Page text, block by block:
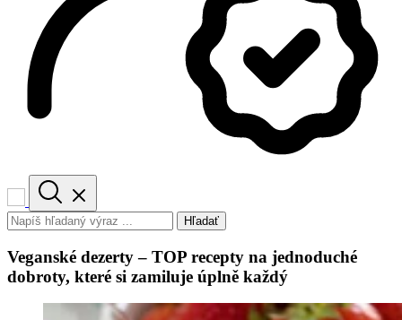
Hľadať
Veganské dezerty – TOP recepty na jednoduché
dobroty, které si zamiluje úplně každý